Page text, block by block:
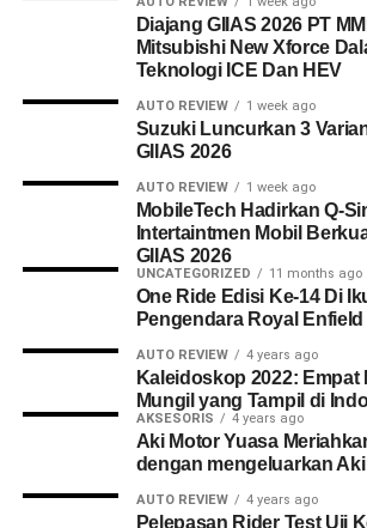
Diajang GIIAS 2026 PT
Mitsubishi New Xforce
Teknologi ICE Dan HEV
AUTO REVIEW 1 week ago
Suzuki Luncurkan 3
GIIAS 2026
AUTO REVIEW 1 week ago
MobileTech Hadirkan Q-
Intertaintmen Mobil
GIIAS 2026
UNCATEGORIZED 11 months ago
One Ride Edisi Ke-14 Di
Pengendara Royal
AUTO REVIEW 4 years ago
Kaleidoskop 2022: Empat
Mungil yang Tampil di
AKSESORIS 4 years ago
Aki Motor Yuasa
dengan mengeluarkan
AUTO REVIEW 4 years ago
Pelepasan Rider Test Uji